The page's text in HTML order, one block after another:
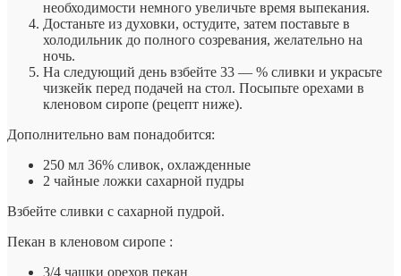
необходимости немного увеличьте время выпекания.
Достаньте из духовки, остудите, затем поставьте в
холодильник до полного созревания, желательно на
ночь.
На следующий день взбейте 33 — % сливки и украсьте
чизкейк перед подачей на стол. Посыпьте орехами в
кленовом сиропе (рецепт ниже).
Дополнительно вам понадобится:
250 мл 36% сливок, охлажденные
2 чайные ложки сахарной пудры
Взбейте сливки с сахарной пудрой.
Пекан в кленовом сиропе :
3/4 чашки орехов пекан